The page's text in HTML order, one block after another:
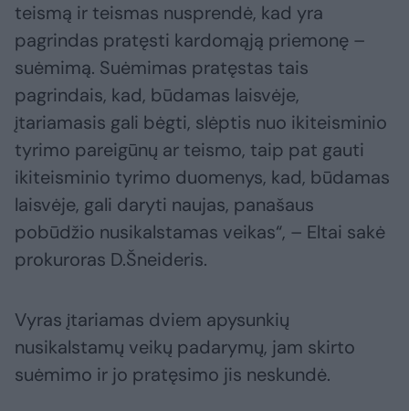
teismą ir teismas nusprendė, kad yra
pagrindas pratęsti kardomąją priemonę –
suėmimą. Suėmimas pratęstas tais
pagrindais, kad, būdamas laisvėje,
įtariamasis gali bėgti, slėptis nuo ikiteisminio
tyrimo pareigūnų ar teismo, taip pat gauti
ikiteisminio tyrimo duomenys, kad, būdamas
laisvėje, gali daryti naujas, panašaus
pobūdžio nusikalstamas veikas“, – Eltai sakė
prokuroras D.Šneideris.
Vyras įtariamas dviem apysunkių
nusikalstamų veikų padarymų, jam skirto
suėmimo ir jo pratęsimo jis neskundė.